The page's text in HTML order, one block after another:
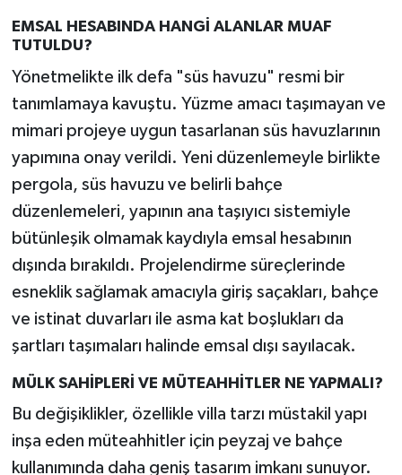
EMSAL HESABINDA HANGİ ALANLAR MUAF
TUTULDU?
Yönetmelikte ilk defa "süs havuzu" resmi bir
tanımlamaya kavuştu. Yüzme amacı taşımayan ve
mimari projeye uygun tasarlanan süs havuzlarının
yapımına onay verildi. Yeni düzenlemeyle birlikte
pergola, süs havuzu ve belirli bahçe
düzenlemeleri, yapının ana taşıyıcı sistemiyle
bütünleşik olmamak kaydıyla emsal hesabının
dışında bırakıldı. Projelendirme süreçlerinde
esneklik sağlamak amacıyla giriş saçakları, bahçe
ve istinat duvarları ile asma kat boşlukları da
şartları taşımaları halinde emsal dışı sayılacak.
MÜLK SAHİPLERİ VE MÜTEAHHİTLER NE YAPMALI?
Bu değişiklikler, özellikle villa tarzı müstakil yapı
inşa eden müteahhitler için peyzaj ve bahçe
kullanımında daha geniş tasarım imkanı sunuyor.